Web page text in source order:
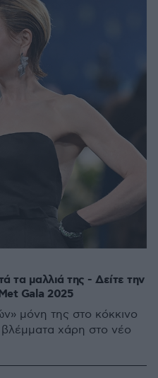
τα μαλλιά της - Δείτε την
Gala 2025
μόνη της στο κόκκινο
χάρη στο νέο